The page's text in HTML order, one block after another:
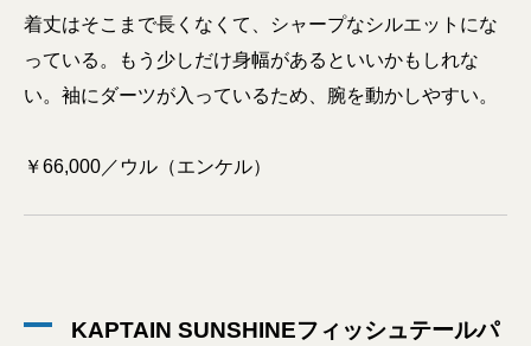
着丈はそこまで長くなくて、シャープなシルエットにな
っている。もう少しだけ身幅があるといいかもしれな
い。袖にダーツが入っているため、腕を動かしやすい。
￥66,000／ウル（エンケル）
KAPTAIN SUNSHINEフィッシュテールパ